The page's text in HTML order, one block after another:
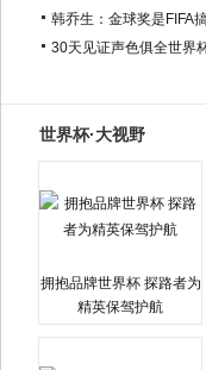
韩乔生：金球奖是FIFA
30天见证声色俱全世界
世界杯·大视野
拥抱品牌世界杯 探路者为
精英保驾护航